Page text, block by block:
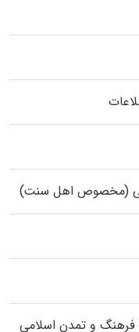
(مخصوص اهل سنت)
فرهنگ و تمدن اسلامی